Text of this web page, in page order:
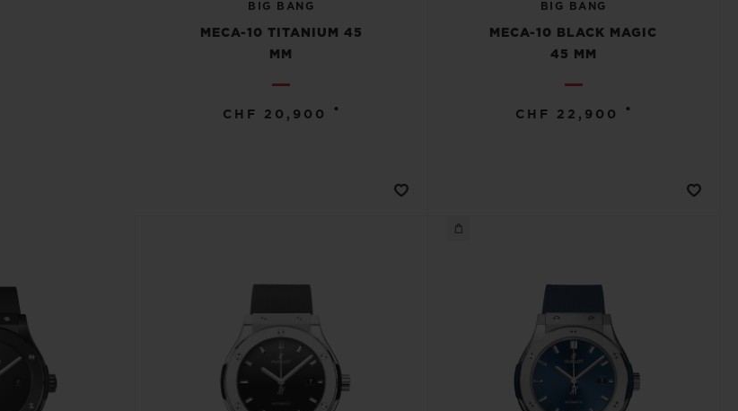
BIG BANG
MECA-10 TITANIUM 45
MM
CHF 20,900 •
BIG BANG
MECA-10 BLACK MAGIC
45 MM
CHF 22,900 •